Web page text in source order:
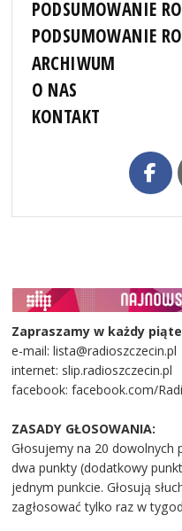
PODSUMOWANIE
PODSUMOWANIE
ARCHIWUM
O NAS
KONTAKT
Zapraszamy w każdy
e-mail: lista@radioszczecin.pl
internet: slip.radioszczecin.pl
facebook: facebook.com/
ZASADY GŁOSOWANIA:
Głosujemy na 20 dowolnych
dwa punkty (dodatkowy
jednym punkcie. Głosują
zagłosować tylko raz w